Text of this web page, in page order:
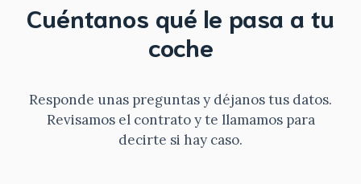
Cuéntanos qué le pasa a tu
coche
Responde unas preguntas y déjanos tus datos.
Revisamos el contrato y te llamamos para
decirte si hay caso.